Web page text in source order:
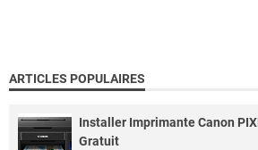
ARTICLES POPULAIRES
Installer Imprimante Canon
Gratuit